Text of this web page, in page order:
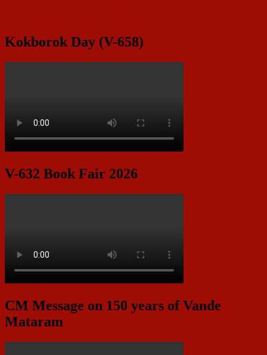
Kokborok Day (V-658)
V-632 Book Fair 2026
CM Message on 150 years of Vande
Mataram